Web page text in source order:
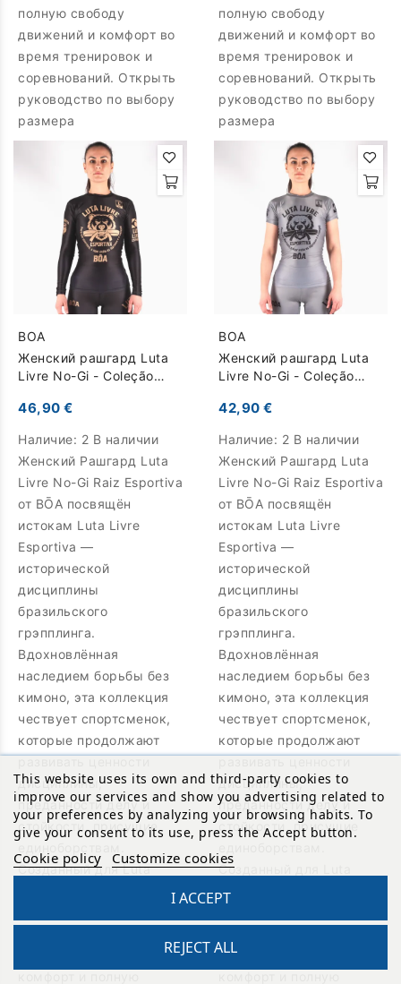
полную свободу
движений и комфорт во
время тренировок и
соревнований. Открыть
руководство по выбору
размера
полную свободу
движений и комфорт во
время тренировок и
соревнований. Открыть
руководство по выбору
размера
BOA
Женский рашгард Luta
Livre No-Gi - Coleção
Длинные
46,90 €
Наличие: 2 В наличии
Женский Рашгард Luta
Livre No-Gi Raiz Esportiva
от BŌA посвящён
истокам Luta Livre
Esportiva —
исторической
дисциплины
бразильского
грэпплинга.
Вдохновлённая
наследием борьбы без
кимоно, эта коллекция
чествует спортсменок,
которые продолжают
дисциплины,
преданности делу и
стойкости, присущие
Созданный для Luta
BOA
Женский рашгард Luta
Livre No-Gi - Coleção
Короткие
42,90 €
Наличие: 2 В наличии
Женский Рашгард Luta
Livre No-Gi Raiz Esportiva
от BŌA посвящён
истокам Luta Livre
Esportiva —
исторической
дисциплины
бразильского
грэпплинга.
Вдохновлённая
наследием борьбы без
кимоно, эта коллекция
чествует спортсменок,
которые продолжают
дисциплины,
преданности делу и
стойкости, присущие
Созданный для Luta
Livre, грэпплинга и
поддержку мышц,
This website uses its own and third-party cookies to
improve our services and show you advertising related to
your preferences by analyzing your browsing habits. To
give your consent to its use, press the Accept button.
Cookie policy Customize cookies
REJECT ALL
I ACCEPT